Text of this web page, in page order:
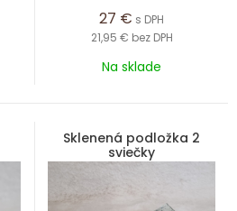
27 € s DPH
21,95 € bez DPH
Na sklade
Sklenená podložka 2
sviečky